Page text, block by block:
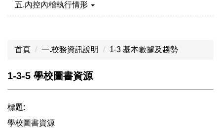
五.內控內稽執行情形
首頁 一.校務資訊說明 1-3 基本數據及趨勢
1-3-5 學校圖書資源
標題:
學校圖書資源